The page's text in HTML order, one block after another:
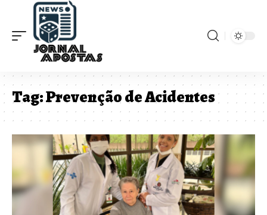
Tag:Prevenção de Acidentes